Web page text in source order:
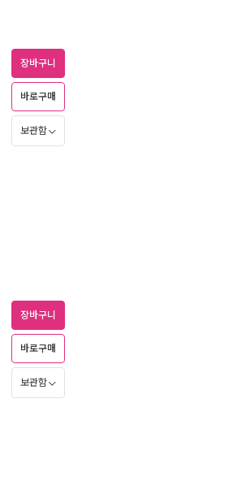
장바구니
바로구매
보관함
장바구니
바로구매
보관함